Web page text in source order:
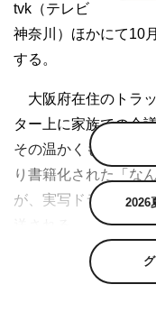
tvk（テレビ
神奈川）ほかにて10
する。
大阪府在住のトラ
ター上に家族での会
その温かくも笑える
り書籍化された「な
が、実写ドラマ化。
主演の“もひかん“役
2026